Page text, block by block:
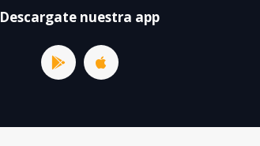
Descargate nuestra app